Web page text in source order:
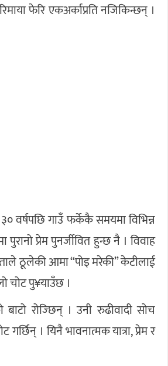
फेरि एकअर्काप्रति नजिकिन्छन् ।
वर्षपछि गाउँ फर्केकै समयमा विभिन्न
प्रेम पुनर्जीवित हुन्छ नै । विवाह
ठूलेकी आमा “पोइ मरेकी” केटीलाई
चोट पु¥याउँछ ।
बाटो रोज्छिन् । उनी रुढीवादी सोच
। यिनै भावनात्मक यात्रा, प्रेम र